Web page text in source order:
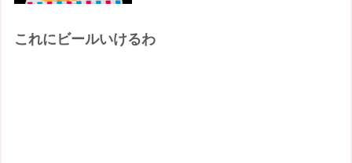
これにビールいけるわ